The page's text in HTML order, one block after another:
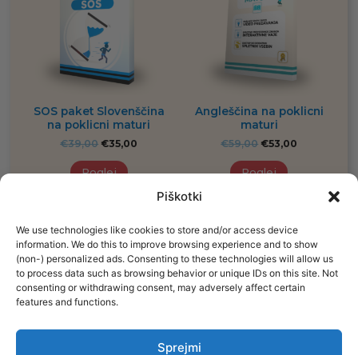
Piškotki
We use technologies like cookies to store and/or access device
information. We do this to improve browsing experience and to show
(non-) personalized ads. Consenting to these technologies will allow us
to process data such as browsing behavior or unique IDs on this site. Not
consenting or withdrawing consent, may adversely affect certain
features and functions.
Sprejmi
SOS paket Slovenščina
na poklicni maturi
€39,00 €35,00
Poglej
Angleščina na poklicni
maturi
€59,00 €53,00
Poglej
Procademy d.o.o.
Leskoškova cesta 9E
info@ematura.si
+386 70 622 584